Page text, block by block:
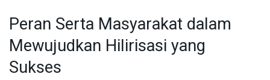
Peran Serta Masyarakat dalam
Mewujudkan Hilirisasi yang
Sukses